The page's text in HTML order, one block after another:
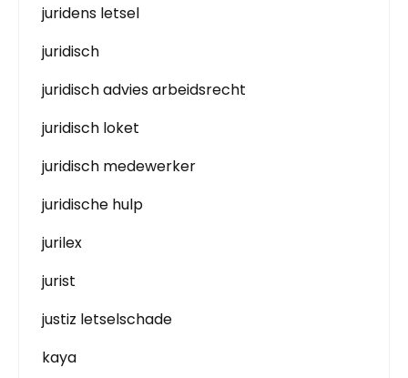
juridens letsel
juridisch
juridisch advies arbeidsrecht
juridisch loket
juridisch medewerker
juridische hulp
jurilex
jurist
justiz letselschade
kaya